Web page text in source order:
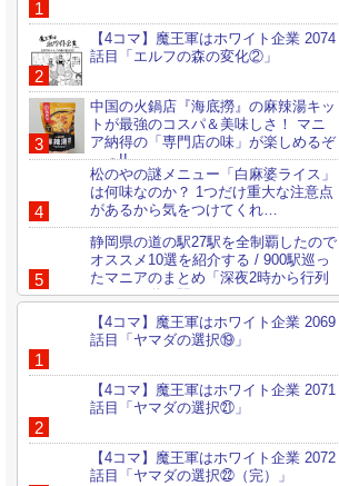
【4コマ】魔王軍はホワイト企業 2074
話目「エルフの森の変化②」
中国の火鍋店『海底撈』の麻辣湯キッ
トが最強のコスパ＆美味しさ！ マニ
ア納得の「専門店の味」が楽しめるぞ
～っ!!
松のやの謎メニュー「白麻婆ライス」
は何味なのか？ 1つだけ重大な注意点
があるから気をつけてくれ…
静岡県の道の駅27駅を全制覇したので
オススメ10選を紹介する / 900駅巡っ
たマニアのまとめ「深夜2時から行列
ができる道の駅」など
【4コマ】魔王軍はホワイト企業 2069
話目「ヤマダの選択⑲」
【4コマ】魔王軍はホワイト企業 2071
話目「ヤマダの選択㉑」
【4コマ】魔王軍はホワイト企業 2072
話目「ヤマダの選択㉒（完）」